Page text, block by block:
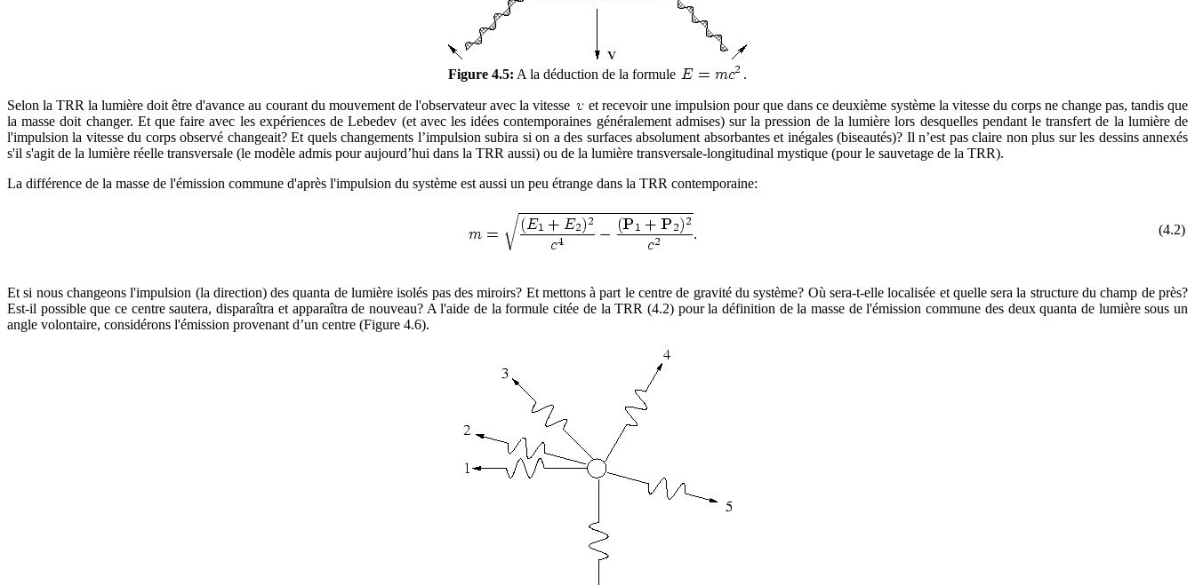
Figure 4.5: A la déduction de la formule .
Selon la TRR la lumière doit être d'avance au courant du mouvement de l'observateur avec la vitesse
et recevoir une impulsion pour que dans ce deuxième système la vitesse du corps ne change pas, tandis que
la masse doit changer. Et que faire avec les expériences de Lebedev (et avec les idées contemporaines généralement admises) sur la pression de la lumière lors desquelles pendant le transfert de la lumière de
l'impulsion la vitesse du corps observé changeait? Et quels changements l’impulsion subira si on a des surfaces absolument absorbantes et inégales (biseautés)? Il n’est pas claire non plus sur les dessins annexés
s'il s'agit de la lumière réelle transversale (le modèle admis pour aujourd’hui dans la TRR aussi) ou de la lumière transversale-longitudinal mystique (pour le sauvetage de la TRR).
La différence de la masse de l'émission commune d'après l'impulsion du système est aussi un peu étrange dans la TRR contemporaine:
(4.2)
Et si nous changeons l'impulsion (la direction) des quanta de lumière isolés pas des miroirs? Et mettons à part le centre de gravité du système? Où sera-t-elle localisée et quelle sera la structure du champ de près?
Est-il possible que ce centre sautera, disparaîtra et apparaîtra de nouveau? A l'aide de la formule citée de la TRR (4.2) pour la définition de la masse de l'émission commune des deux quanta de lumière sous un
angle volontaire, considérons l'émission provenant d’un centre (Figure 4.6).